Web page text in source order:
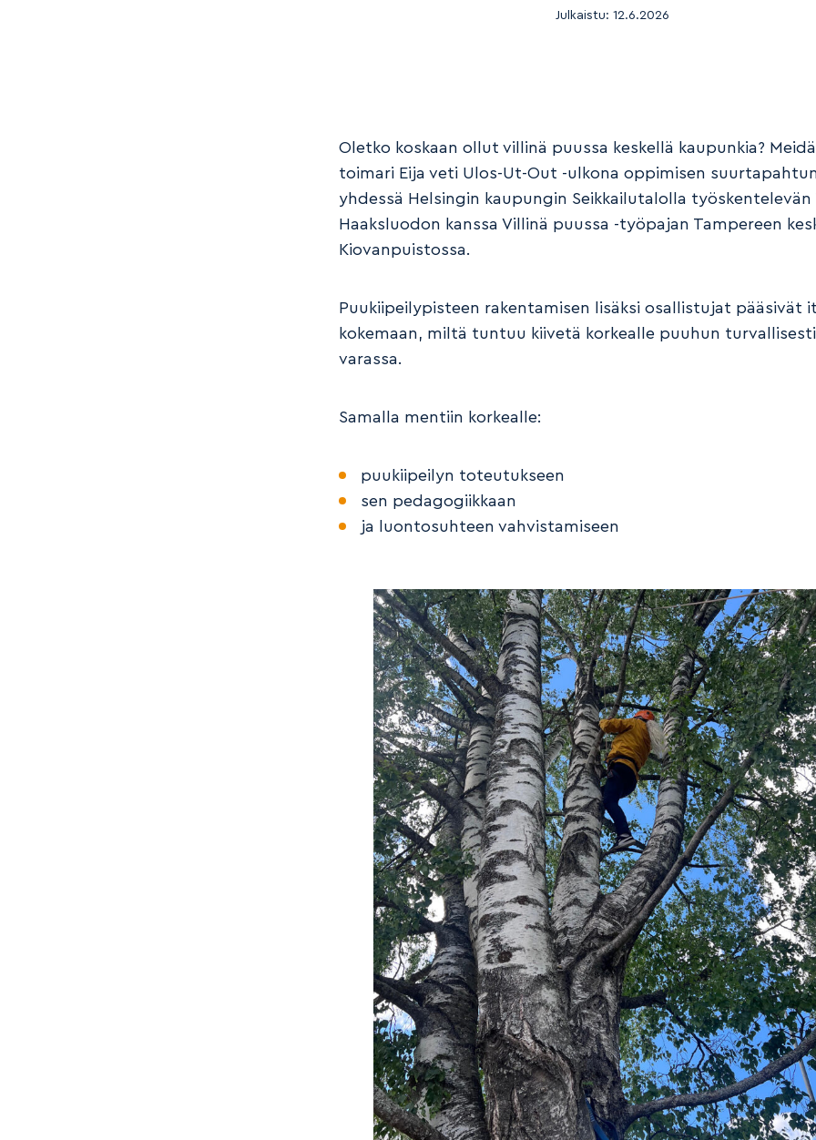
Julkaistu: 12.6.2026
Oletko koskaan ollut villinä puussa keskellä kaupunkia?
toimari Eija veti Ulos-Ut-Out -ulkona oppimisen
yhdessä Helsingin kaupungin Seikkailutalolla työskentelevän
Haaksluodon kanssa Villinä puussa -työpajan Tampereen
Kiovanpuistossa.
Puukiipeilypisteen rakentamisen lisäksi osallistujat pääsivät
kokemaan, miltä tuntuu kiivetä korkealle puuhun
varassa.
Samalla mentiin korkealle:
puukiipeilyn toteutukseen
sen pedagogiikkaan
ja luontosuhteen vahvistamiseen